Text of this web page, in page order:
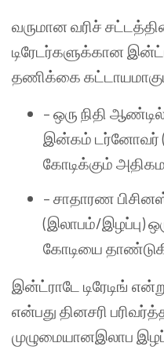
வருமான வரிச்
டிரேடர்களுக்கான
தணிக்கை
– ஒரு நிதி
இன்கம் டர்னோவர்
கோடிக்கும்
– சாதாரண
(இலாபம்/இழப்பு)
கோடியை
இன்ட்ராடே டிரேடிங்
என்பது தினசரி
முழுமையானஇலாப